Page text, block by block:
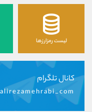
لیست رمزارزها
کانال تلگرام
alirezamehrabi_com